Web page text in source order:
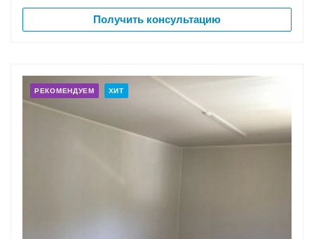
Получить консультацию
РЕКОМЕНДУЕМ ХИТ